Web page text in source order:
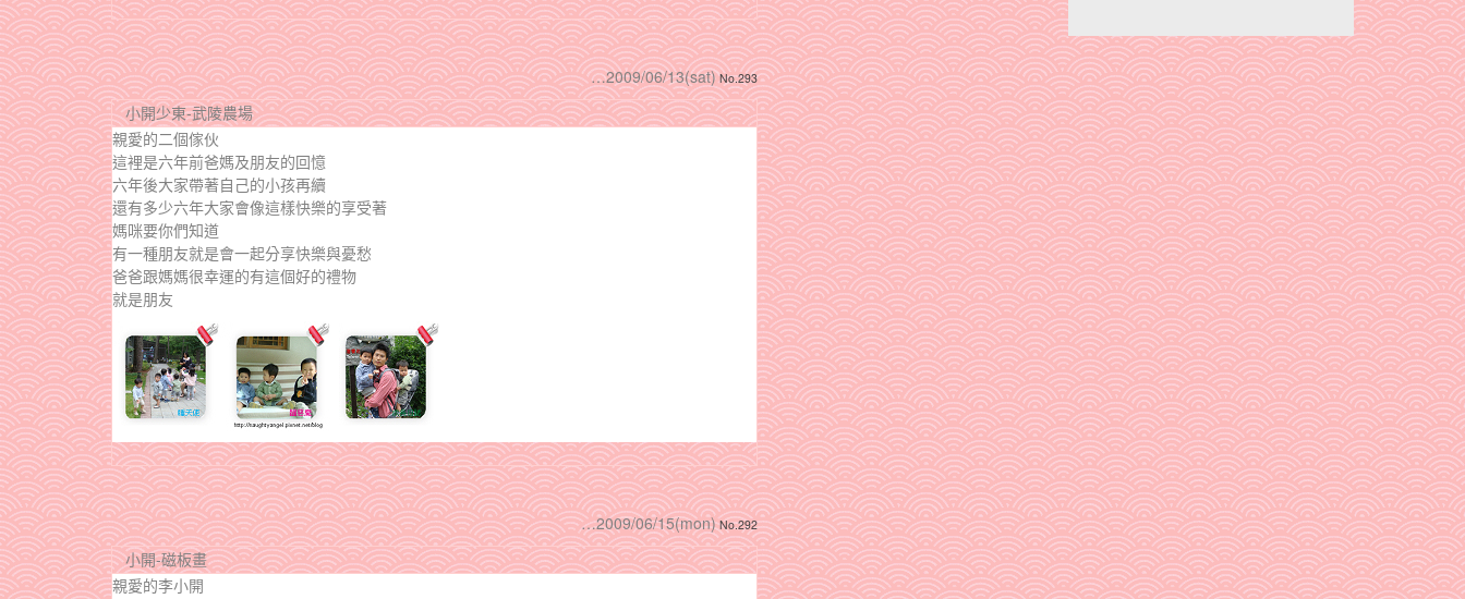
…2009/06/13(sat)No.293
小開少東-武陵農場
親愛的二個傢伙
這裡是六年前爸媽及朋友的回憶
六年後大家帶著自己的小孩再續
還有多少六年大家會像這樣快樂的享受著
媽咪要你們知道
有一種朋友就是會一起分享快樂與憂愁
爸爸跟媽媽很幸運的有這個好的禮物
就是朋友
…2009/06/15(mon)No.292
小開-磁板畫
親愛的李小開